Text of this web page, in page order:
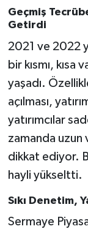
Geçmiş
Getirdi
2021 ve 2022
bir kısmı, kısa
yaşadı.
açılması,
yatırımcılar
zamanda
dikkat ediyor.
hayli yükseltti.
Sıkı Denetim,
Sermaye